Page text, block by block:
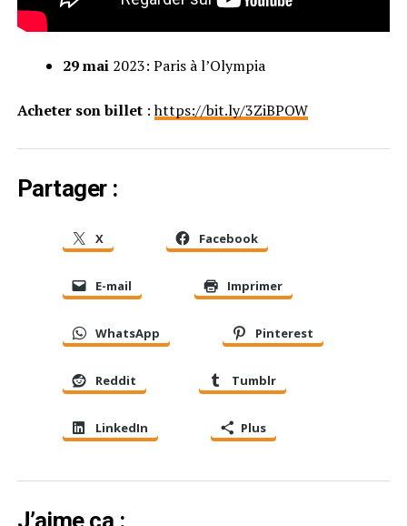
29 mai 2023: Paris à l’Olympia
Acheter son billet:https://bit.ly/3ZiBPOW
Partager :
X Facebook
E-mail Imprimer
WhatsApp Pinterest
Reddit Tumblr
LinkedIn Plus
J’aime ça :